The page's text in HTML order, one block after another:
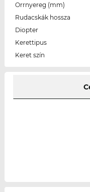
Orrnyereg (mm)
Rudacskák hossza
Diopter
Kerettipus
Keret szín